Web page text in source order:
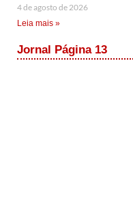
4 de agosto de 2026
Leia mais »
Jornal Página 13